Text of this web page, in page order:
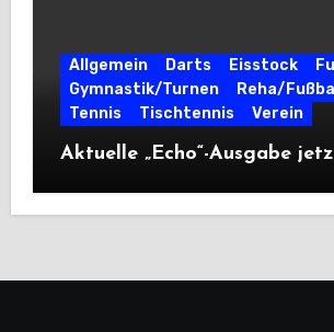
Allgemein Darts Eisstock
Gymnastik/Turnen
Reha/
Tennis
Tischtennis Verein
Aktuelle „Echo“-Ausgabe